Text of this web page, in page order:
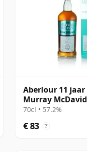
Aberlour 11 jaar
Murray
70cl • 57.2%
€ 83 ?